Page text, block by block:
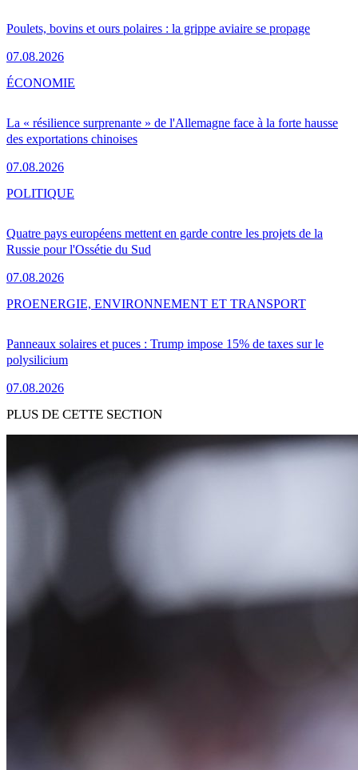
Poulets, bovins et ours polaires : la grippe aviaire se propage
07.08.2026
La « résilience surprenante » de l'Allemagne face à la forte hausse
des exportations chinoises
07.08.2026
ÉCONOMIE
Quatre pays européens mettent en garde contre les projets de la
Russie pour l'Ossétie du Sud
07.08.2026
POLITIQUE
Panneaux solaires et puces : Trump impose 15% de taxes sur le
polysilicium
07.08.2026
PROENERGIE, ENVIRONNEMENT ET TRANSPORT
PLUS DE CETTE SECTION